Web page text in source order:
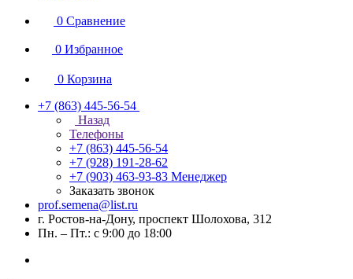
0 Сравнение
0 Избранное
0 Корзина
+7 (863) 445-56-54
Назад
Телефоны
+7 (863) 445-56-54
+7 (928) 191-28-62
+7 (903) 463-93-83 Менеджер
Заказать звонок
prof.semena@list.ru
г. Ростов-на-Дону, проспект Шолохова, 312
Пн. – Пт.: с 9:00 до 18:00